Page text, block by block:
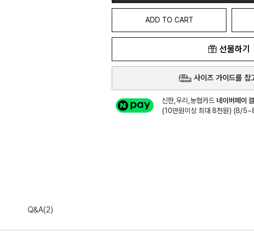
ADD TO CART
선물하기
사이즈 가이드를 참
신한,우리,농협카드 네이버페이
(10만원이상 최대 8천원) (8/
Q&A(2)